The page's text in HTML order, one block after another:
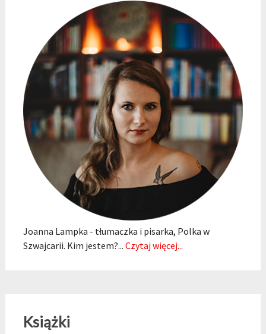
Joanna Lampka - tłumaczka i pisarka, Polka w
Szwajcarii. Kim jestem?... Czytaj więcej...
Książki